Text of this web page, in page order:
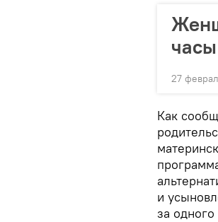
27
Как
и
за